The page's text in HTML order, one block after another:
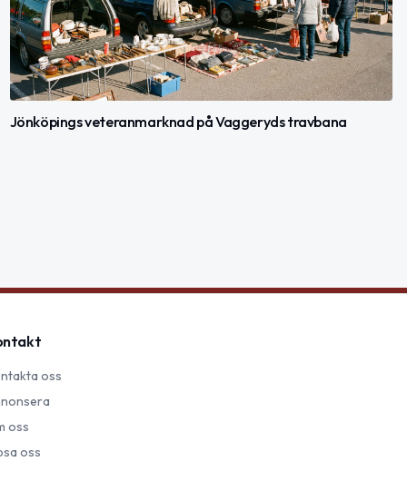
Jönköpings veteranmarknad på Vaggeryds travbana
oss
oss
oss